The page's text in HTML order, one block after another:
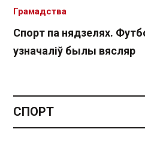
Спорт па нядзелях.
узначаліў былы вясляр
Грамадства
СПОРТ